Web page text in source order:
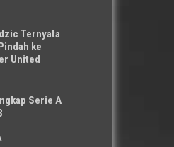
Ternyata
ke
United
Serie A